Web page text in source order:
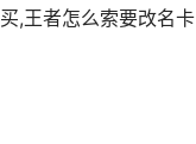
,王者怎么索要改名